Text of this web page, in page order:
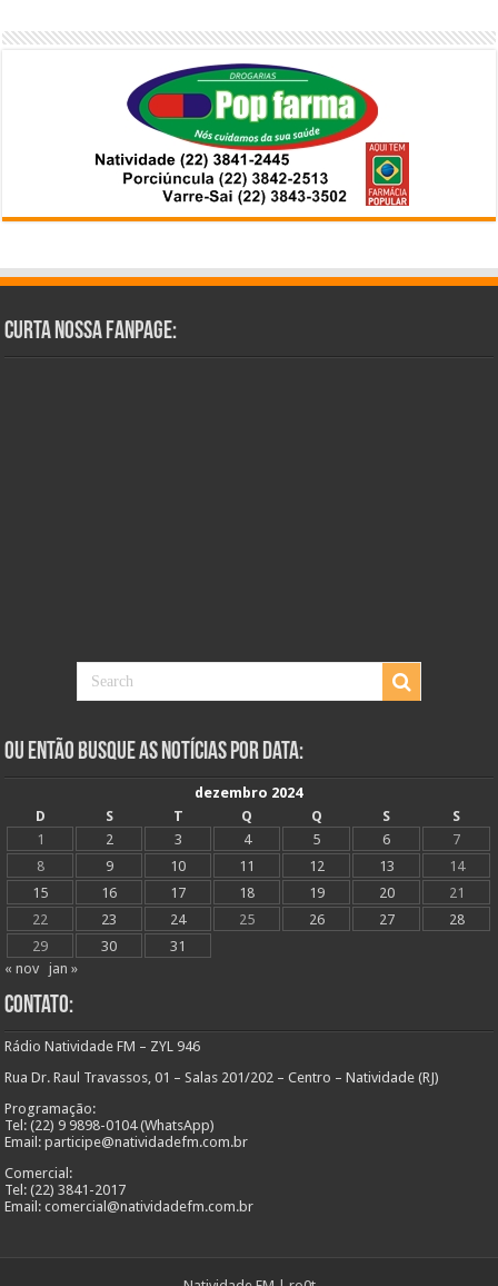
Curta Nossa Fanpage:
Ou Então Busque as Notícias Por Data:
dezembro 2024
D
S T Q Q S
S
1
2 3 4 5 6
7
8
9 10 11 12 13
14
15
16 17 18 19 20
21
22
23 24 25 26 27
28
29
30
31
« nov
jan »
Contato:
Rádio Natividade FM – ZYL 946
Rua Dr. Raul Travassos, 01 – Salas 201/202 – Centro – Natividade (RJ)
Programação:
Tel: (22) 9 9898-0104 (WhatsApp)
Email: participe@natividadefm.com.br
Comercial:
Tel: (22) 3841-2017
Email: comercial@natividadefm.com.br